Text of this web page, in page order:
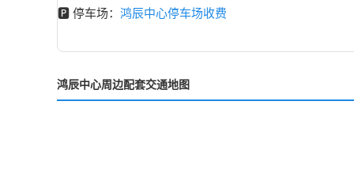
🅿️ 停车场： 鸿辰中心停车场收费
鸿辰中心周边配套交通地图